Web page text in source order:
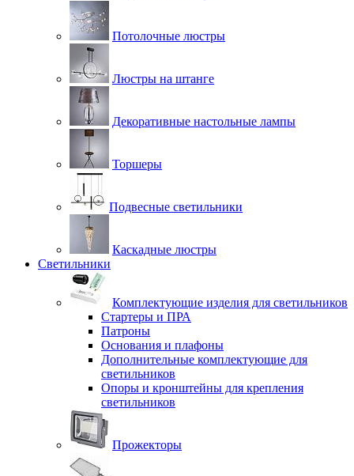
Потолочные люстры
Люстры на штанге
Декоративные настольные лампы
Торшеры
Подвесные светильники
Каскадные люстры
Светильники
Комплектующие изделия для светильников
Стартеры и ПРА
Патроны
Основания и плафоны
Дополнительные комплектующие для
светильников
Опоры и кронштейны для крепления
светильников
Прожекторы